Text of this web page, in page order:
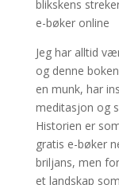
blikskens
e-bøker online
Jeg har alltid
og denne
en munk, har
meditasjon og
Historien er
gratis e-bøker
briljans, men
et landskap